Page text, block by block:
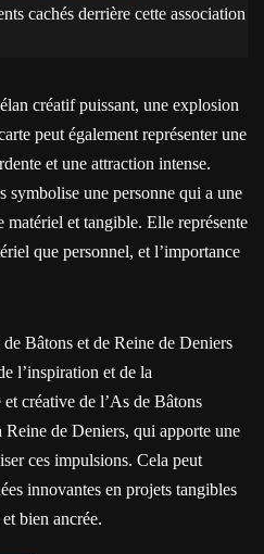
cachés derrière cette association
créatif puissant, une explosion
peut également représenter une
et une attraction intense.
symbolise une personne qui a une
et tangible. Elle représente
que personnel, et l’importance
Bâtons et de Reine de Deniers
l’inspiration et de la
créative de l’As de Bâtons
de Deniers, qui apporte une
ces impulsions. Cela peut
innovantes en projets tangibles
bien ancrée.